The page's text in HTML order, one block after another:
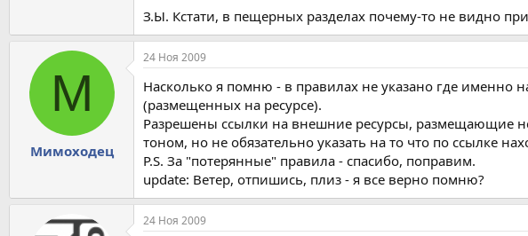
З.Ы. Кстати, в пещерных разделах почему-то не видно
М
Мимоходец
24 Ноя 2009
Насколько я помню - в правилах не указано где именно
(размещенных на ресурсе).
Разрешены ссылки на внешние ресурсы, размещающие
тоном, но не обязательно указать на то что по ссылке
P.S. За "потерянные" правила - спасибо, поправим.
update: Ветер, отпишись, плиз - я все верно помню?
24 Ноя 2009